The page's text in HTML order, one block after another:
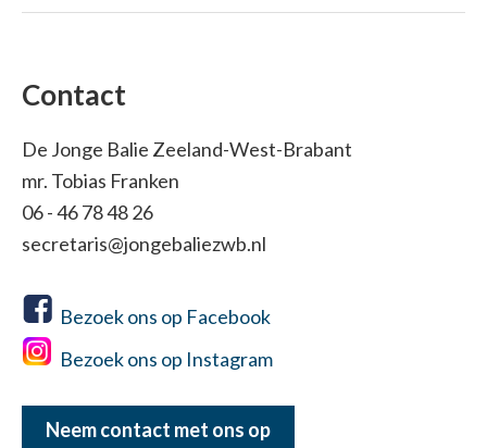
Contact
De Jonge Balie Zeeland-West-Brabant
mr. Tobias Franken
06 - 46 78 48 26
secretaris@jongebaliezwb.nl
Bezoek ons op Facebook
Bezoek ons op Instagram
Neem contact met ons op